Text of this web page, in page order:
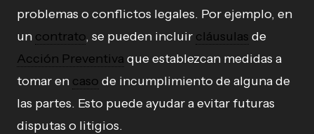
problemas o conflictos legales. Por ejemplo, en
un contrato, se pueden incluir cláusulas de
Acción Preventiva que establezcan medidas a
tomar en caso de incumplimiento de alguna de
las partes. Esto puede ayudar a evitar futuras
disputas o litigios.